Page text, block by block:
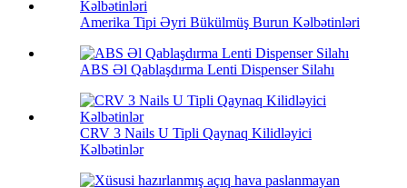
Amerika Tipi Əyri Bükülmüş Burun Kəlbətinləri
ABS Əl Qablaşdırma Lenti Dispenser Silahı
CRV 3 Nails U Tipli Qaynaq Kilidləyici
Kəlbətinlər